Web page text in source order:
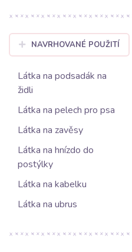
NAVRHOVANÉ POUŽITÍ
Látka na podsadák na
židli
Látka na pelech pro psa
Látka na zavěsy
Látka na hnízdo do
postýlky
Látka na kabelku
Látka na ubrus